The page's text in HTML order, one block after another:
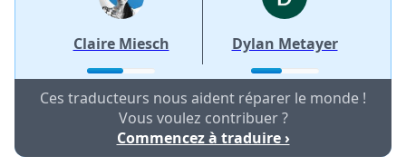
Claire Miesch Dylan Metayer
Ces traducteurs nous aident réparer le monde !
Vous voulez contribuer ?
Commencez à traduire ›